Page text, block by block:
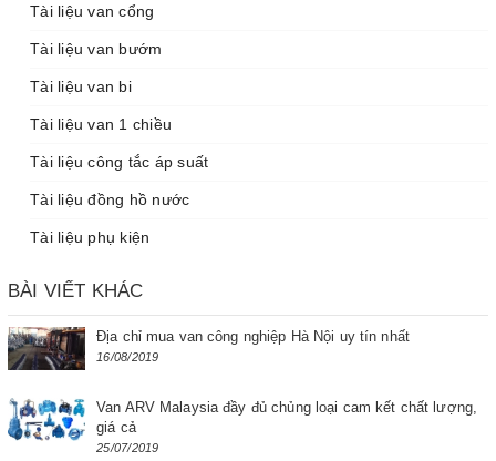
Tài liệu van cổng
Tài liệu van bướm
Tài liệu van bi
Tài liệu van 1 chiều
Tài liệu công tắc áp suất
Tài liệu đồng hồ nước
Tài liệu phụ kiện
BÀI VIẾT KHÁC
Địa chỉ mua van công nghiệp Hà Nội uy tín nhất
16/08/2019
Van ARV Malaysia đầy đủ chủng loại cam kết chất lượng,
giá cả
25/07/2019